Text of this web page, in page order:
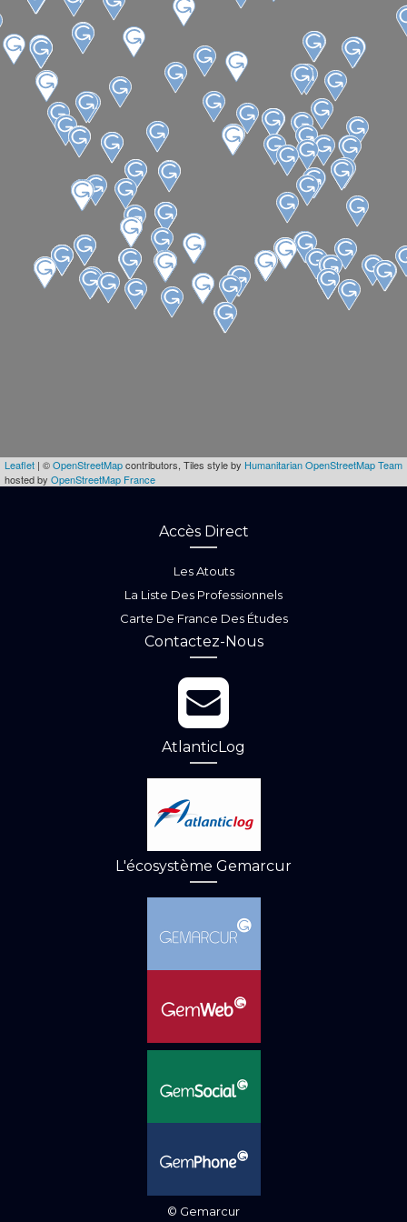
Leaflet | ©OpenStreetMapcontributors, Tiles style by Humanitarian OpenStreetMap Team
hosted by OpenStreetMap France
Accès Direct
Les Atouts
La Liste Des Professionnels
Carte De France Des Études
Contactez-Nous
AtlanticLog
L'écosystème Gemarcur
© Gemarcur